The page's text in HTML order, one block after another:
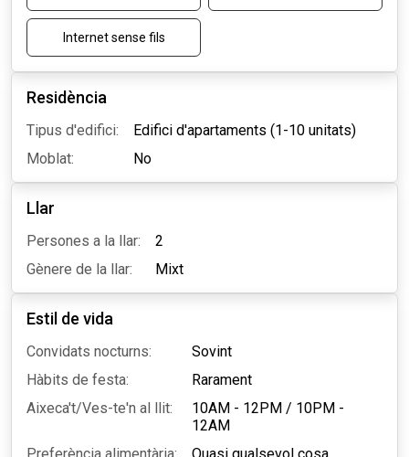
Internet sense fils
Residència
Tipus d'edifici:
Edifici d'apartaments (1-10 unitats)
Moblat:
No
Llar
Persones a la llar:
2
Gènere de la llar:
Mixt
Estil de vida
Convidats nocturns:
Sovint
Hàbits de festa:
Rarament
Aixeca't/Ves-te'n al llit:
10AM - 12PM / 10PM -
12AM